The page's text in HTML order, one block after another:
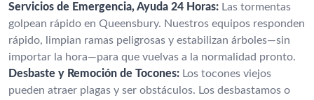
Servicios de Emergencia, Ayuda 24 Horas: Las tormentas
golpean rápido en Queensbury. Nuestros equipos responden
rápido, limpian ramas peligrosas y estabilizan árboles—sin
importar la hora—para que vuelvas a la normalidad pronto.
Desbaste y Remoción de Tocones: Los tocones viejos
pueden atraer plagas y ser obstáculos. Los desbastamos o